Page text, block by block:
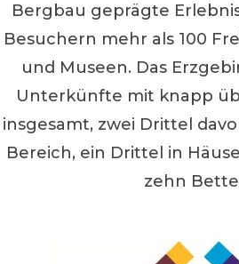
Bergbau geprägte
Besuchern mehr als 100
und Museen. Das
Unterkünfte mit knapp
insgesamt, zwei Drittel
Bereich, ein Drittel in
zehn